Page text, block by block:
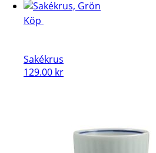
Köp
Sakékrus
129.00 kr